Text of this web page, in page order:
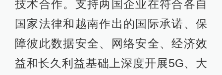
技术合作。支持两国企业在符合各自
国家法律和越南作出的国际承诺、保
障彼此数据安全、网络安全、经济效
益和长久利益基础上深度开展5G、大